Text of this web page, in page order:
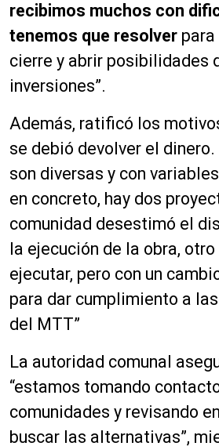
recibimos muchos con
tenemos que resolver para
cierre y abrir posibilidades
inversiones”.
Además, ratificó los
se debió devolver el dinero.
son diversas y con
en concreto, hay dos
comunidad desestimó el
la ejecución de la obra, otro
ejecutar, pero con un
para dar cumplimiento a
del MTT”
La autoridad comunal
“estamos tomando
comunidades y revisando
buscar las alternativas”,